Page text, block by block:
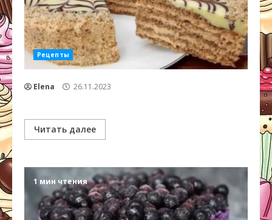
Рецепты
Elena 26.11.2023
Читать далее
1 мин чтения